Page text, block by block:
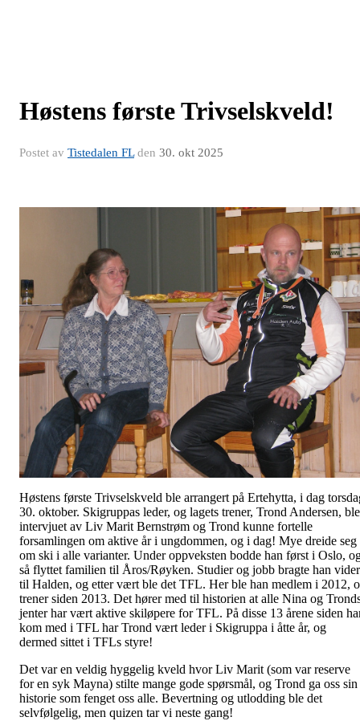
Høstens første Trivselskveld!
Postet av Tistedalen FLden 30. okt 2025
Høstens første Trivselskveld ble arrangert på Ertehytta, i dag
30. oktober. Skigruppas leder, og lagets trener, Trond Andersen, ble
intervjuet av Liv Marit Bernstrøm og Trond kunne fortelle
forsamlingen om aktive år i ungdommen, og i dag! Mye dreide seg
om ski i alle varianter. Under oppveksten bodde han først i Oslo,
så flyttet familien til Åros/Røyken. Studier og jobb bragte han
til Halden, og etter vært ble det TFL. Her ble han medlem i 2012,
trener siden 2013. Det hører med til historien at alle Nina og
jenter har vært aktive skiløpere for TFL. På disse 13 årene siden
kom med i TFL har Trond vært leder i Skigruppa i åtte år, og
dermed sittet i TFLs styre!
Det var en veldig hyggelig kveld hvor Liv Marit (som var reserve
for en syk Mayna) stilte mange gode spørsmål, og Trond ga oss sin
historie som fenget oss alle. Bevertning og utlodding ble det
selvfølgelig, men quizen tar vi neste gang!